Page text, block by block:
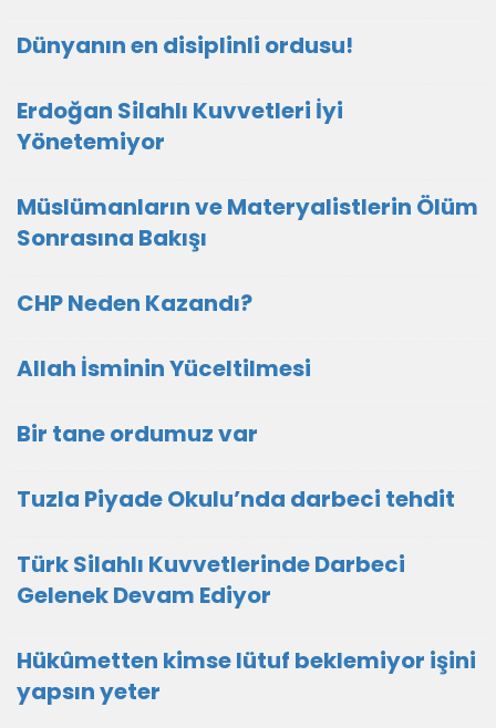
Dünyanın en disiplinli ordusu!
Erdoğan Silahlı Kuvvetleri İyi
Yönetemiyor
Müslümanların ve Materyalistlerin Ölüm
Sonrasına Bakışı
CHP Neden Kazandı?
Allah İsminin Yüceltilmesi
Bir tane ordumuz var
Tuzla Piyade Okulu’nda darbeci tehdit
Türk Silahlı Kuvvetlerinde Darbeci
Gelenek Devam Ediyor
Hükûmetten kimse lütuf beklemiyor işini
yapsın yeter